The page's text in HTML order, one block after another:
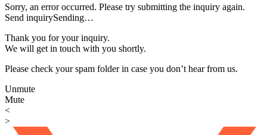
Sorry, an error occurred. Please try submitting the inquiry again.
Send inquirySending…
Thank you for your inquiry.
We will get in touch with you shortly.
Please check your spam folder in case you don’t hear from us.
Unmute
Mute
<
>